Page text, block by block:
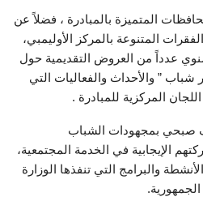
المتميزة بالمبادرة ، فضلاً عن
المتنوعة بالمركز الأوليمبي،
عدداً من العروض التقديمية حول
شباب ” والأحداث والفعاليات التي
المركزية للمبادرة .
صبحي بمجهودات الشباب
الإيجابية في الخدمة المجتمعية،
والبرامج التي تنفذها الوزارة